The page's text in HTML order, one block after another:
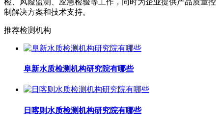
制解决方案和技术支持。
推荐检测机构
阜新水质检测机构研究院有哪些
日喀则水质检测机构研究院有哪些